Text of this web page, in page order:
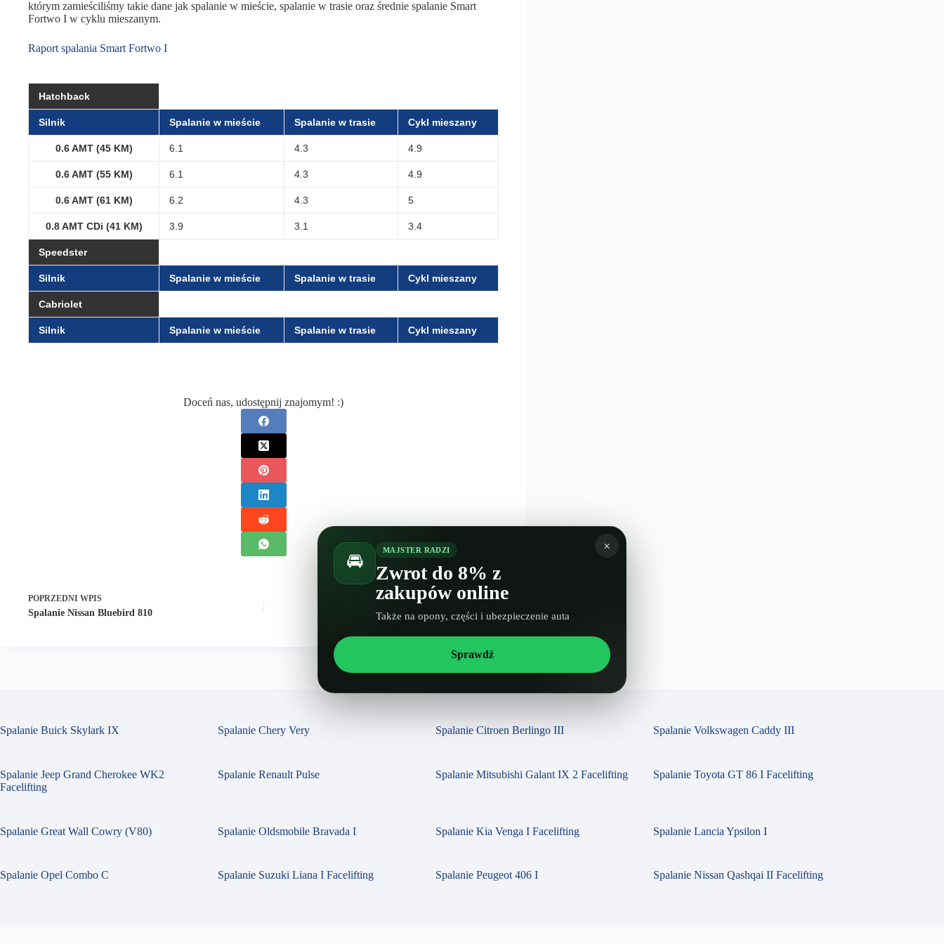
którym zamieściliśmy takie dane jak spalanie w mieście, spalanie w trasie oraz średnie spalanie Smart
Fortwo I w cyklu mieszanym.
Raport spalania Smart Fortwo I
Hatchback
Silnik Spalanie w mieście Spalanie w trasie Cykl mieszany
0.6 AMT (45 KM) 6.1 4.3 4.9
0.6 AMT (55 KM) 6.1 4.3 4.9
0.6 AMT (61 KM) 6.2 4.3 5
0.8 AMT CDi (41 KM) 3.9 3.1 3.4
Speedster
Silnik Spalanie w mieście Spalanie w trasie Cykl mieszany
Cabriolet
Silnik Spalanie w mieście Spalanie w trasie Cykl mieszany
Doceń nas, udostępnij znajomym! :)
POPRZEDNI WPIS
Spalanie Nissan Bluebird 810
NASTĘPNYWPIS
Spalanie Maserati 228
Spalanie Buick Skylark IX Spalanie Chery Very Spalanie Citroen Berlingo III Spalanie Volkswagen Caddy III
Spalanie Jeep Grand Cherokee WK2
Facelifting
Spalanie Renault Pulse Spalanie Mitsubishi Galant IX 2 Facelifting Spalanie Toyota GT 86 I Facelifting
Spalanie Great Wall Cowry (V80) Spalanie Oldsmobile Bravada I Spalanie Kia Venga I Facelifting Spalanie Lancia Ypsilon I
Spalanie Opel Combo C Spalanie Suzuki Liana I Facelifting Spalanie Peugeot 406 I Spalanie Nissan Qashqai II Facelifting
×
🚘 MAJSTER RADZI
Zwrot do 8% z
zakupów online
Także na opony, części i ubezpieczenie auta
Sprawdź